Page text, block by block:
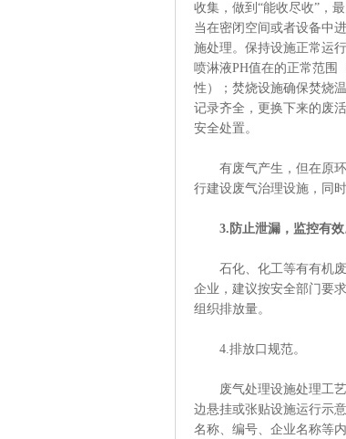
收集，做到“能收尽收”，
当在密闭空间或者设备中
施处理。保持设施正常运
喷淋液PH值在的正常范围
性）；焚烧设施确保焚烧
记录齐全，更换下来的废
安全处置。
有废气产生，但在原环
行建设废气治理设施，同
3.防止泄漏，监控有效
石化、化工等有有机废
企业，建议按安全部门要
组织排放量。
4.排放口规范。
废气处理设施处理工艺
边悬挂或张贴设施运行示
名称、编号、企业名称等内